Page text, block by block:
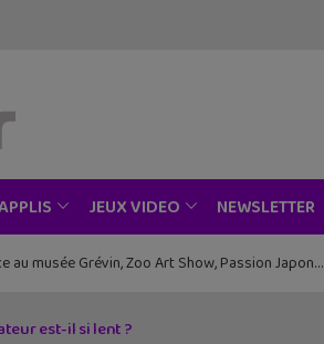
JEUX VIDEO NEWSLETTER
au musée Grévin, Zoo Art Show, Passion Japon…
est-il si lent ?